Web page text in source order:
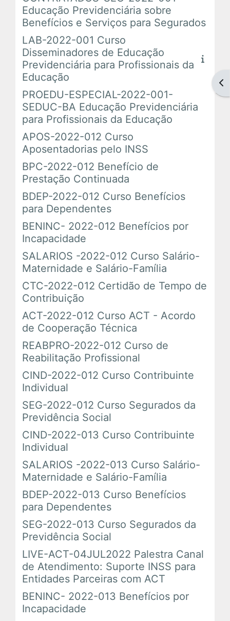
Educação Previdenciária sobre
Benefícios e Serviços para Segurados
LAB-2022-001 Curso
Disseminadores de Educação
Previdenciária para Profissionais da
Educação
PROEDU-ESPECIAL-2022-001-
SEDUC-BA Educação Previdenciária
para Profissionais da Educação
APOS-2022-012 Curso
Aposentadorias pelo INSS
BPC-2022-012 Benefício de
Prestação Continuada
BDEP-2022-012 Curso Benefícios
para Dependentes
BENINC- 2022-012 Benefícios por
Incapacidade
SALARIOS -2022-012 Curso Salário-
Maternidade e Salário-Família
CTC-2022-012 Certidão de Tempo de
Contribuição
ACT-2022-012 Curso ACT - Acordo
de Cooperação Técnica
REABPRO-2022-012 Curso de
Reabilitação Profissional
CIND-2022-012 Curso Contribuinte
Individual
SEG-2022-012 Curso Segurados da
Previdência Social
CIND-2022-013 Curso Contribuinte
Individual
SALARIOS -2022-013 Curso Salário-
Maternidade e Salário-Família
BDEP-2022-013 Curso Benefícios
para Dependentes
SEG-2022-013 Curso Segurados da
Previdência Social
LIVE-ACT-04JUL2022 Palestra Canal
de Atendimento: Suporte INSS para
Entidades Parceiras com ACT
BENINC- 2022-013 Benefícios por
Incapacidade